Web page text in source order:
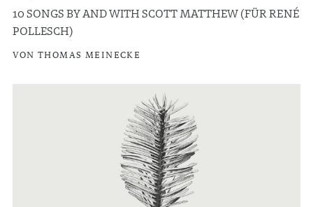
10 SONGS BY AND WITH SCOTT MATTHEW (FÜR RENÉ
POLLESCH)
VON THOMAS MEINECKE